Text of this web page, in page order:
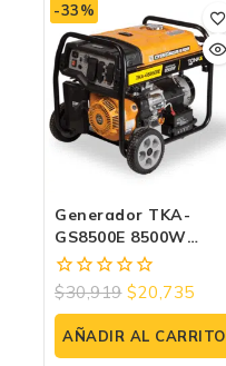
-33%
Generador TKA-
GS8500E 8500W
Potente Con
Arranque Eléctrico Y
16HP
0
fuera
de
5
$30,919 $20,735
AÑADIR AL CARRITO